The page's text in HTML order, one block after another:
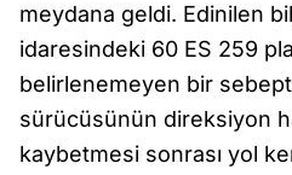
meydana geldi. Edinilen
idaresindeki 60 ES 259
belirlenemeyen bir
sürücüsünün direksiyon
kaybetmesi sonrası yol